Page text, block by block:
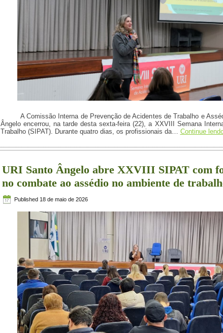
A Comissão Interna de Prevenção de Acidentes de Trabalho e
Ângelo encerrou, na tarde desta sexta-feira (22), a XXVIII Semana
Trabalho (SIPAT). Durante quatro dias, os profissionais da… Continue
URI Santo Ângelo abre XXVIII SIPAT com
no combate ao assédio no ambiente de
Published 18 de maio de 2026